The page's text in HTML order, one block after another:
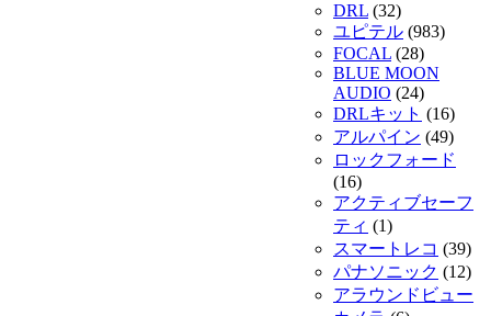
DRL (32)
ユピテル (983)
FOCAL (28)
BLUE MOON
AUDIO (24)
DRLキット (16)
アルパイン (49)
ロックフォード
(16)
アクティブセーフ
ティ (1)
スマートレコ (39)
パナソニック (12)
アラウンドビュー